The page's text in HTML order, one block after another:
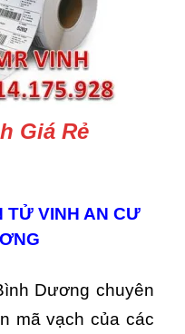
Giá Rẻ
TỬ VINH AN CƯ
Dương chuyên
mã vạch của các